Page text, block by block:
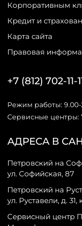
Корпоративным
Кредит и
Карта сайта
Правовая
АДРЕСА В
Петровский на
ул. Софийская, 87
Петровский на
ул. Руставели, д. 31,
Сервисный центр
+7 (812) 702-11-
Режим работы: 9.00-
Сервисные центры: